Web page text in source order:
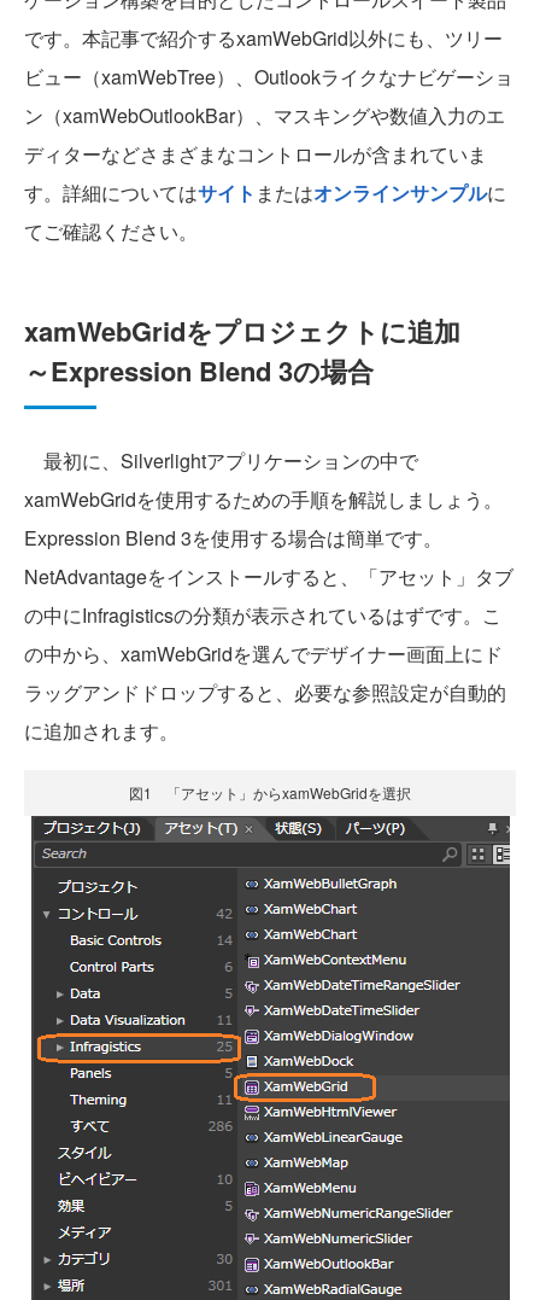
です。本記事で紹介するxamWebGrid以外にも、ツリー
ビュー（xamWebTree）、Outlookライクなナビゲーショ
ン（xamWebOutlookBar）、マスキングや数値入力のエ
ディターなどさまざまなコントロールが含まれていま
す。詳細についてはサイト またはオンラインサンプルに
てご確認ください。
xamWebGridをプロジェクトに追加
～Expression Blend 3の場合
最初に、Silverlightアプリケーションの中で
xamWebGridを使用するための手順を解説しましょう。
Expression Blend 3を使用する場合は簡単です。
NetAdvantageをインストールすると、「アセット」タブ
の中にInfragisticsの分類が表示されているはずです。こ
の中から、xamWebGridを選んでデザイナー画面上にド
ラッグアンドドロップすると、必要な参照設定が自動的
に追加されます。
図1 「アセット」からxamWebGridを選択